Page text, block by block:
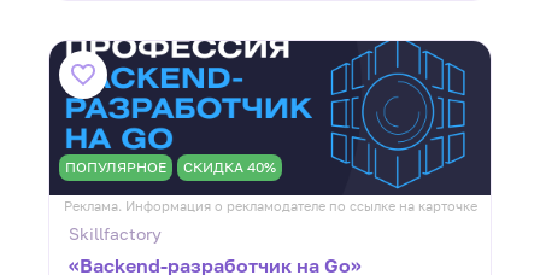
ПОПУЛЯРНОЕ СКИДКА 40%
Реклама. Информация о рекламодателе по ссылке на карточке
Skillfactory
«Backend-разработчик на Go»